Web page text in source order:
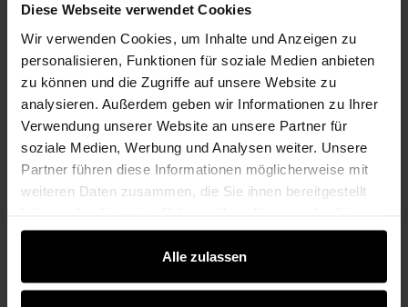
Diese Webseite verwendet Cookies
Wir verwenden Cookies, um Inhalte und Anzeigen zu
personalisieren, Funktionen für soziale Medien anbieten
zu können und die Zugriffe auf unsere Website zu
analysieren. Außerdem geben wir Informationen zu Ihrer
Verwendung unserer Website an unsere Partner für
soziale Medien, Werbung und Analysen weiter. Unsere
Partner führen diese Informationen möglicherweise mit
weiteren Daten zusammen, die Sie ihnen bereitgestellt
gesammelt haben.
Alle zulassen
Terrassenüberdachung für moderne Häuser:
Anthrazit, Glas & klare Architektur richtig
planen
Moderne Häuser leben von klaren Linien, ruhigen Flächen
und einer starken Verbindung zwischen Innenraum,
Terrasse und Garten. Eine Terrassenüberdachung sollte
Genau hier liegt die Herausforderung: Eine
nicht wie ein nachträglicher Anbau wirken...